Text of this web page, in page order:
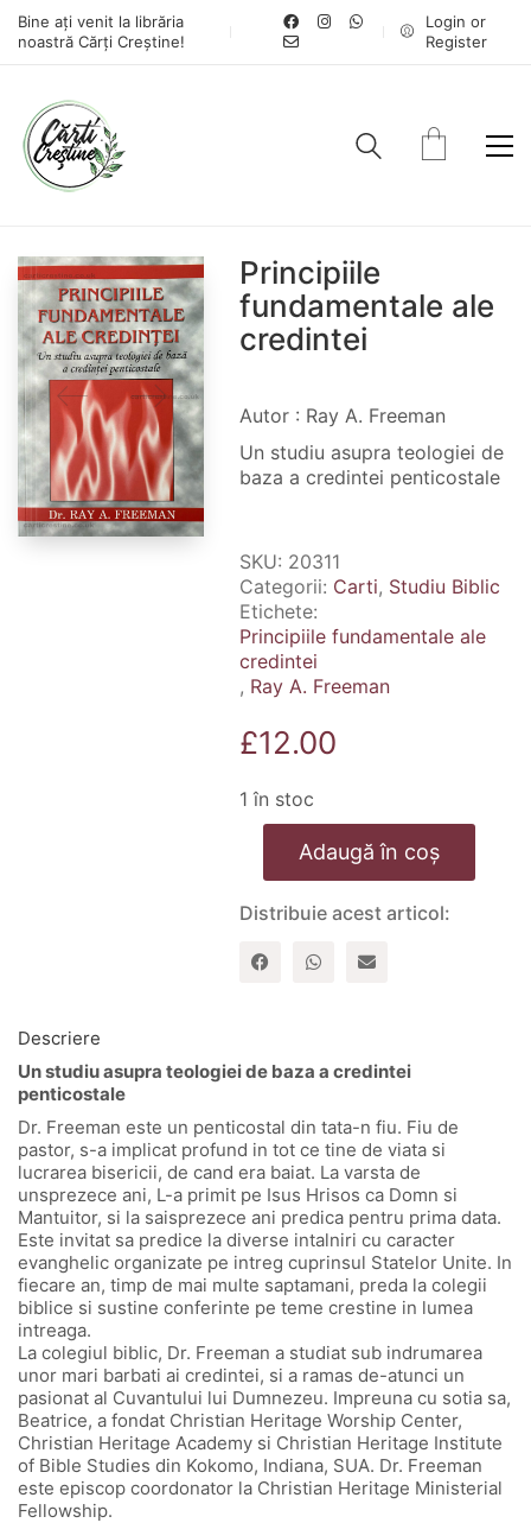
Bine ați venit la librăria
noastră Cărți Creștine!
Login or
Register
Principiile
fundamentale ale
credintei
Autor : Ray A. Freeman
Un studiu asupra teologiei de
baza a credintei penticostale
SKU: 20311
Categorii: Carti, Studiu Biblic
Etichete:
Principiile fundamentale ale
credintei
, Ray A. Freeman
£12.00
1 în stoc
Cantitate
Principiile
fundamentale
ale
credintei
Adaugă în coș
Distribuie acest articol:
Descriere
Un studiu asupra teologiei de baza a credintei
penticostale
Dr. Freeman este un penticostal din tata-n fiu. Fiu de
pastor, s-a implicat profund in tot ce tine de viata si
lucrarea bisericii, de cand era baiat. La varsta de
unsprezece ani, L-a primit pe Isus Hrisos ca Domn si
Mantuitor, si la saisprezece ani predica pentru prima data.
Este invitat sa predice la diverse intalniri cu caracter
evanghelic organizate pe intreg cuprinsul Statelor Unite. In
fiecare an, timp de mai multe saptamani, preda la colegii
biblice si sustine conferinte pe teme crestine in lumea
intreaga.
La colegiul biblic, Dr. Freeman a studiat sub indrumarea
unor mari barbati ai credintei, si a ramas de-atunci un
pasionat al Cuvantului lui Dumnezeu. Impreuna cu sotia sa,
Beatrice, a fondat Christian Heritage Worship Center,
Christian Heritage Academy si Christian Heritage Institute
of Bible Studies din Kokomo, Indiana, SUA. Dr. Freeman
este episcop coordonator la Christian Heritage Ministerial
Fellowship.